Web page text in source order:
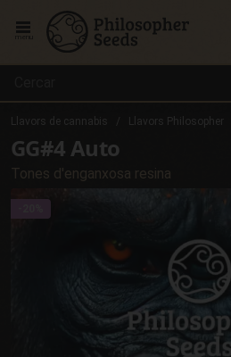
Llavors de cannabis Llavors Philosopher
GG#4 Auto
Tones d'enganxosa resina